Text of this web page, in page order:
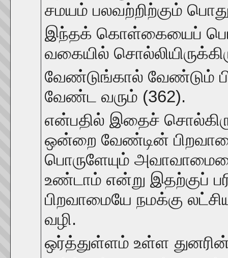
சமயம் பலவற்றிற்கும்
இந்தக் கொள்கையைப்
வகையில்
வேண்டுங்கால் வேண்டும்
வேண்ட வரும் (362).
என்பதில் இதைச்
ஒன்றை வேண்டின்
பொருளேயும்
உண்டாம் என்று இதற்குப்
பிறவாமையே நமக்கு
வழி.
ஒர்த்துள்ளம் உள்ள